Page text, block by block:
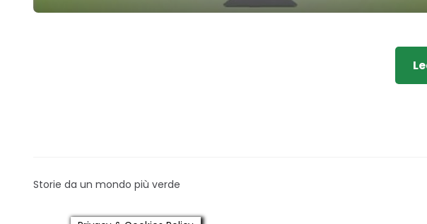
Storie da un mondo più verde